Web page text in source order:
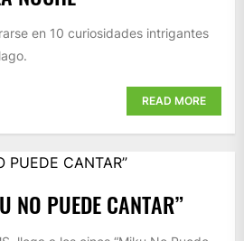
en 10 curiosidades intrigantes
READ MORE
NO PUEDE CANTAR”